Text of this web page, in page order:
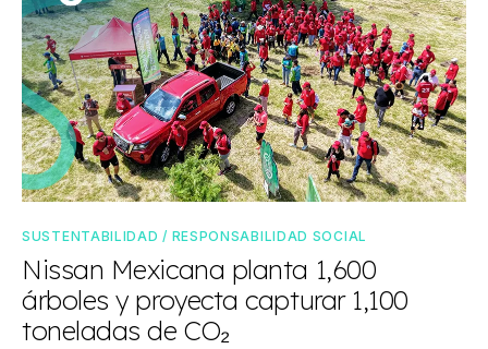
SUSTENTABILIDAD / RESPONSABILIDAD SOCIAL
Nissan Mexicana planta 1,600
árboles y proyecta capturar 1,100
toneladas de CO₂